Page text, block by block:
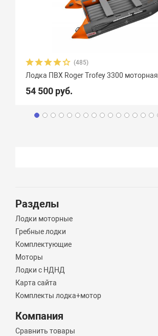
(485)
Лодка ПВХ Roger Trofey 3300 моторная
54 500 руб.
Разделы
Лодки моторные
Гребные лодки
Комплектующие
Моторы
Лодки с НДНД
Карта сайта
Комплекты лодка+мотор
Компания
Сравнить товары